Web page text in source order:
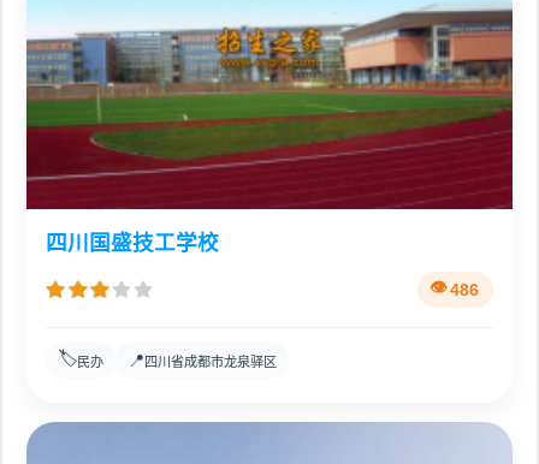
四川国盛技工学校
486
🏷️民办 📍四川省成都市龙泉驿区